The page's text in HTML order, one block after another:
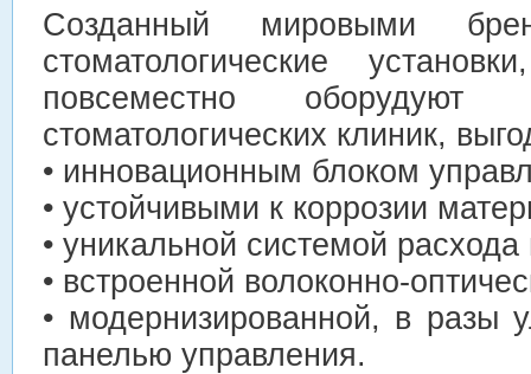
Созданный мировыми
стоматологические
повсеместно оборудуют
стоматологических клиник,
• инновационным блоком
• устойчивыми к коррозии
• уникальной системой
• встроенной волоконно-
• модернизированной, в разы
панелью управления.